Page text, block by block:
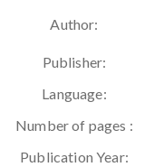
Author:
Publisher:
Language:
Number of pages :
Publication Year: